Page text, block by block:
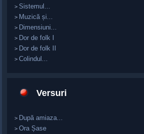
>Sistemul...
> Muzică și...
> Dimensiuni...
> Dor de folk I
> Dor de folk II
>Colindul...
Versuri
> După amiaza...
>Ora Șase